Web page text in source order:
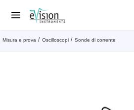
Misura e prova Oscilloscopi Sonde di corrente